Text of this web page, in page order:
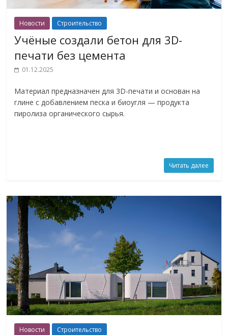
Новости Строительство
Учёные создали бетон для 3D-
печати без цемента
01.12.2025
Материал предназначен для 3D-печати и основан на
глине с добавлением песка и биоугля — продукта
пиролиза органического сырья.
Читать далее
Новости Строительство